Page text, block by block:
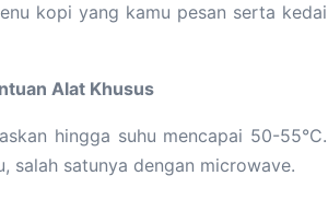
kopi yang kamu pesan serta kedai
Alat Khusus
hingga suhu mencapai 50-55°C.
salah satunya dengan microwave.